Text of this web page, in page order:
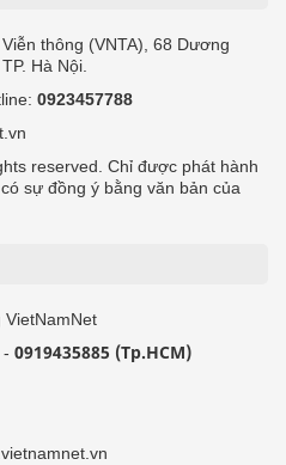
thông (VNTA), 68 Dương
Hà Nội.
0923457788
reserved. Chỉ được phát hành
sự đồng ý bằng văn bản của
VietNamNet
- 0919435885 (Tp.HCM)